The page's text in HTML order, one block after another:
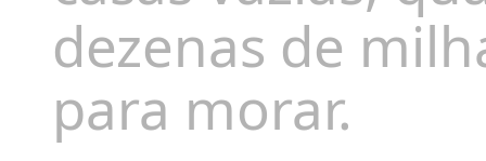
dezenas de
para morar.